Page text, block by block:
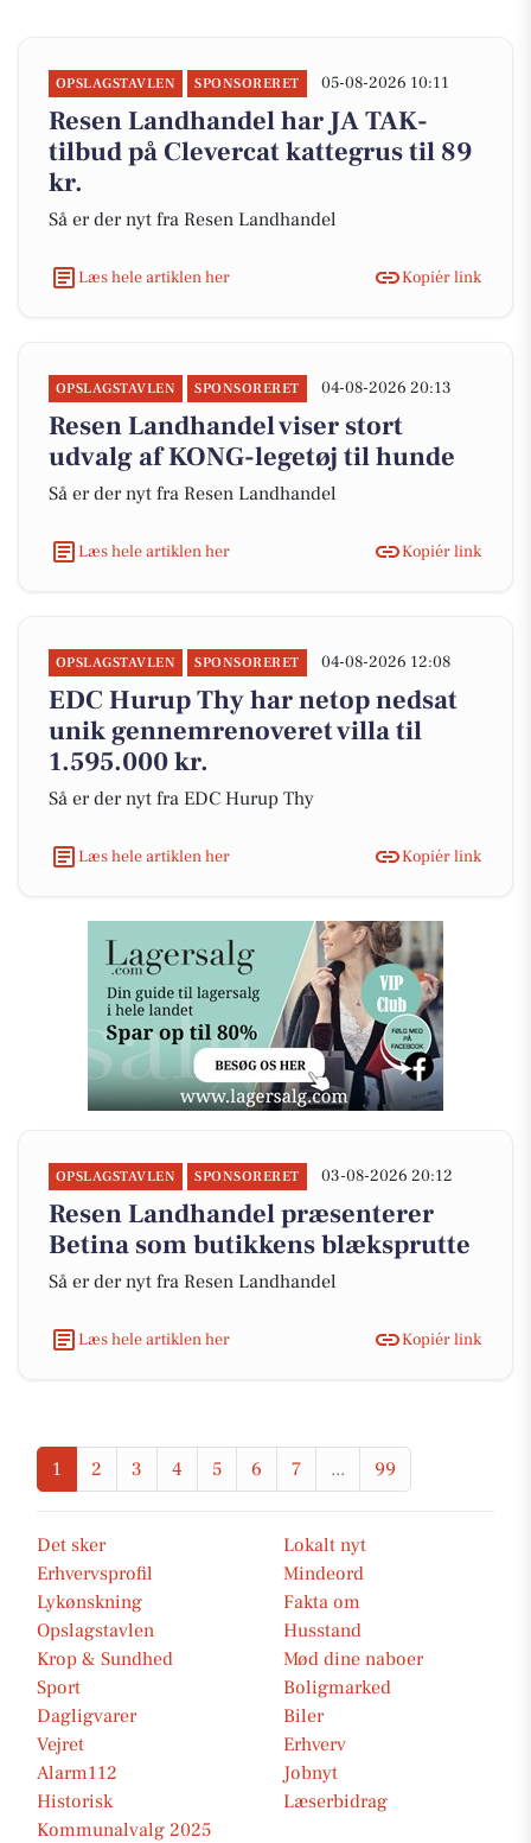
OPSLAGSTAVLEN SPONSORERET 05-08-2026 10:11
Resen Landhandel har JA TAK-
tilbud på Clevercat kattegrus til 89
kr.
Så er der nyt fra Resen Landhandel
Læs hele artiklen her Kopiér link
OPSLAGSTAVLEN SPONSORERET 04-08-2026 20:13
Resen Landhandel viser stort
udvalg af KONG-legetøj til hunde
Så er der nyt fra Resen Landhandel
Læs hele artiklen her Kopiér link
OPSLAGSTAVLEN SPONSORERET 04-08-2026 12:08
EDC Hurup Thy har netop nedsat
unik gennemrenoveret villa til
1.595.000 kr.
Så er der nyt fra EDC Hurup Thy
Læs hele artiklen her Kopiér link
OPSLAGSTAVLEN SPONSORERET 03-08-2026 20:12
Resen Landhandel præsenterer
Betina som butikkens blæksprutte
Så er der nyt fra Resen Landhandel
Læs hele artiklen her Kopiér link
1 2 3 4 5 6 7 ... 99
Det sker
Lokalt nyt
Erhvervsprofil
Mindeord
Lykønskning
Fakta om
Opslagstavlen
Husstand
Krop & Sundhed
Mød dine naboer
Sport
Boligmarked
Dagligvarer
Biler
Vejret
Erhverv
Alarm112
Jobnyt
Historisk
Læserbidrag
Kommunalvalg 2025